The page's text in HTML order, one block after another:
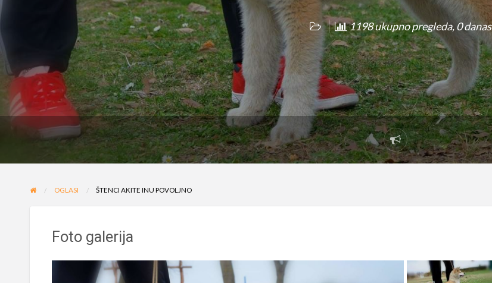
1198 ukupno pregleda, 0 danas
Prijavi
problem
OGLASI ŠTENCI AKITE INU POVOLJNO
Foto galerija